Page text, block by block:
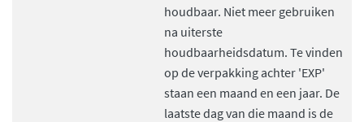
houdbaar. Niet meer gebruiken
na uiterste
houdbaarheidsdatum. Te vinden
op de verpakking achter 'EXP'
staan een maand en een jaar. De
laatste dag van die maand is de